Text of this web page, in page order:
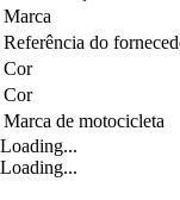
Marca
Referência do
Cor
Cor
Marca de motocicleta
Loading...
Loading...